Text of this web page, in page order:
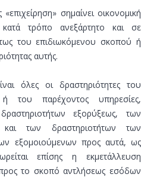
σημαίνει οικονομική
κατά τρόπο ανεξάρτητο και σε
του επιδιωκόμενου σκοπού ή
αυτής.
όλες οι δραστηριότητες του
παρέχοντος υπηρεσίες,
εξορύξεως, των
και των δραστηριοτήτων των
εξομοιούμενων προς αυτά, ως
επίσης η εκμετάλλευση
το σκοπό αντλήσεως εσόδων